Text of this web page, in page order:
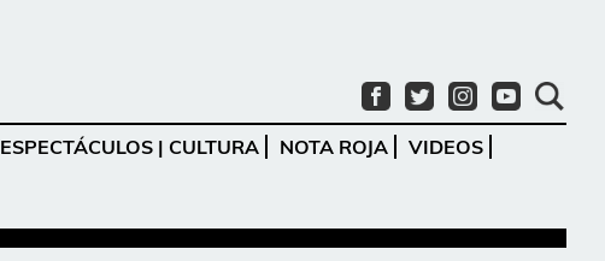
ESPECTÁCULOS | CULTURA NOTA ROJA
VIDEOS